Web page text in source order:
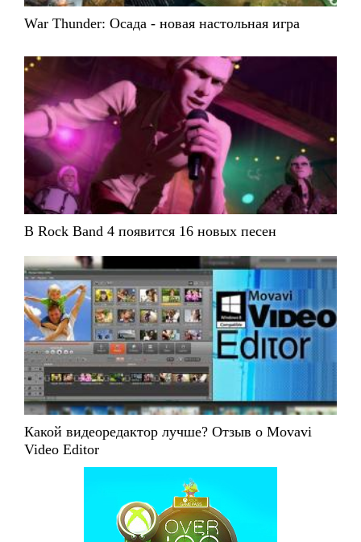
War Thunder: Осада - новая настольная игра
В Rock Band 4 появится 16 новых песен
Какой видеоредактор лучше? Отзыв о Movavi
Video Editor